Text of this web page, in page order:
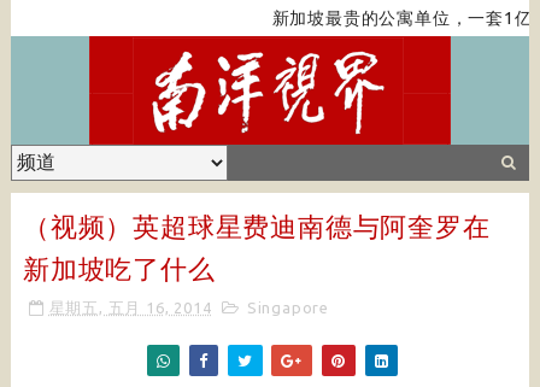
新加坡最贵的公寓单位，一套1亿
（视频）英超球星费迪南德与阿奎罗在
新加坡吃了什么
星期五, 五月 16, 2014 Singapore